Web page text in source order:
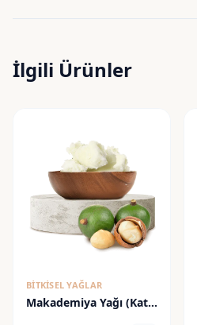
İlgili Ürünler
BITKISEL YAĞLAR
Makademiya Yağı (Katı)